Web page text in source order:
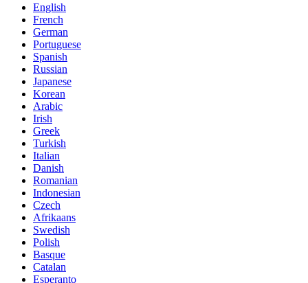
English
French
German
Portuguese
Spanish
Russian
Japanese
Korean
Arabic
Irish
Greek
Turkish
Italian
Danish
Romanian
Indonesian
Czech
Afrikaans
Swedish
Polish
Basque
Catalan
Esperanto